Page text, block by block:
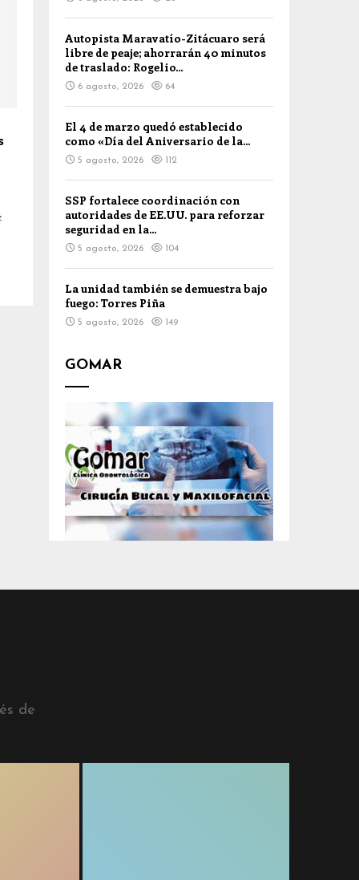
Autopista Maravatío-Zitácuaro será
libre de peaje; ahorrarán 40 minutos
de traslado: Rogelio...
6 agosto, 2026 64
El 4 de marzo quedó establecido
como «Día del Aniversario de la...
5 agosto, 2026 112
SSP fortalece coordinación con
autoridades de EE.UU. para reforzar
seguridad en la...
5 agosto, 2026 104
La unidad también se demuestra bajo
fuego: Torres Piña
5 agosto, 2026 149
GOMAR
de